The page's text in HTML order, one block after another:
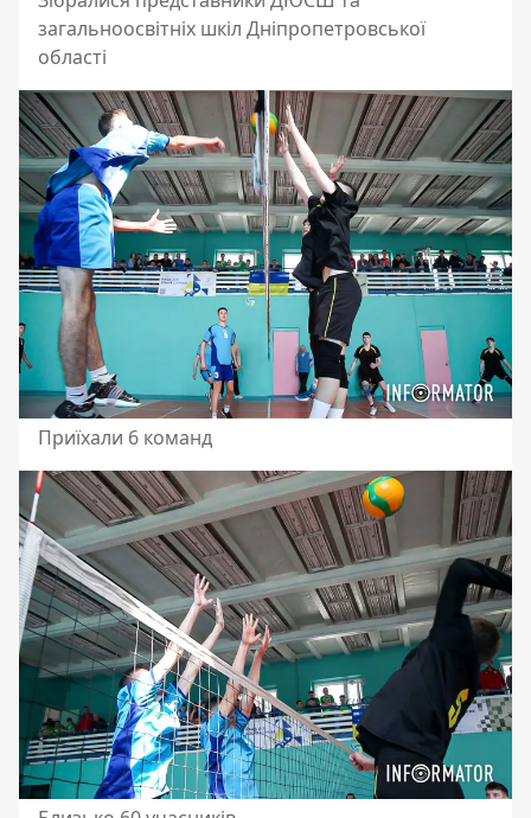
загальноосвітніх шкіл Дніпропетровської
області
Приїхали 6 команд